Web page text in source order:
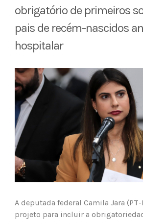
obrigatório de primeiros
pais de recém-nascidos
hospitalar
View
Larger
Image
A deputada federal Camila Jara
projeto para incluir a